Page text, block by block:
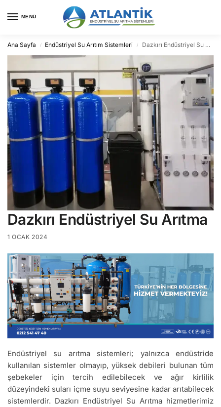
MENÜ
Ana Sayfa / Endüstriyel Su Arıtım Sistemleri / Dazkırı Endüstriyel Su Arıtma
Dazkırı Endüstriyel Su Arıtma
1 OCAK 2024
Endüstriyel su arıtma sistemleri; yalnızca endüstride
kullanılan sistemler olmayıp, yüksek debileri bulunan tüm
şebekeler için tercih edilebilecek ve ağır kirlilik
düzeyindeki suları içme suyu seviyesine kadar arıtabilecek
sistemlerdir. Dazkırı Endüstriyel Su Arıtma hizmetlerimiz